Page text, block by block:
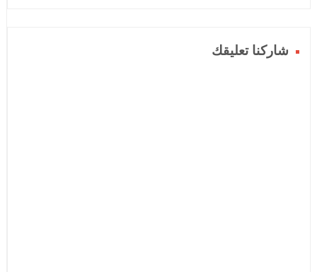
شاركنا تعليقك